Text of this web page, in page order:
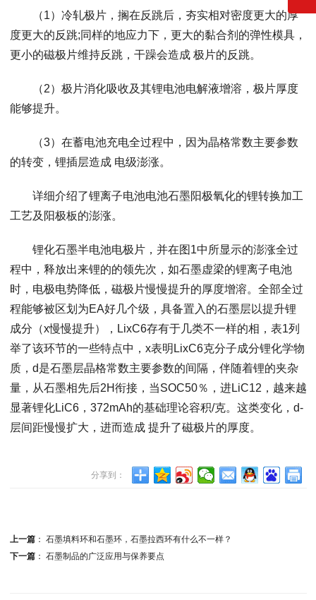
（1）冷轧极片，搁在反跳后，夯实相对密度更大的厚
度更大的反跳;同样的地应力下，更大的黏合剂的弹性模具，
更小的磁极片维持反跳，干躁会造成 极片的反跳。
（2）极片消化吸收及其锂电池电解液增溶，极片厚度
能够提升。
（3）在蓄电池充电全过程中，因为晶格常数主要参数
的转变，锂插层造成 电级澎涨。
详细介绍了锂离子电池电池石墨阳极氧化的锂转换加工
工艺及阳极板的澎涨。
锂化石墨半电池电极片，并在图1中所显示的澎涨全过
程中，释放出来锂的的领先次，如石墨虚梁的锂离子电池
时，电极电势降低，磁极片慢慢提升的厚度增溶。全部全过
程能够被区划为EA好几个级，具备置入的石墨层以提升锂
成分（x慢慢提升），LixC6存有于几类不一样的相，表1列
举了该环节的一些特点中，x表明LixC6克分子成分锂化学物
质，d是石墨层晶格常数主要参数的间隔，伴随着锂的夹杂
量，从石墨相先后2H衔接，当SOC50％，进LiC12，越来越
显著锂化LiC6，372mAh的基础理论容积/克。这类变化，d-
层间距慢慢扩大，进而造成 提升了磁极片的厚度。
分享到：
上一篇： 石墨填料环和石墨环，石墨拉西环有什么不一样？
下一篇： 石墨制品的广泛应用与保养要点